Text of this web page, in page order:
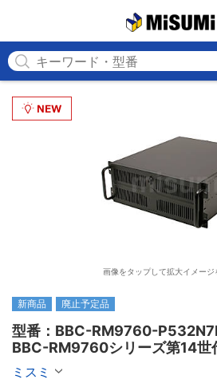
画像をタップして拡大イメージ
新商品 廃止予定品
型番：BBC-RM9760-
BBC-RM9760シリーズ第14世
マウント3PCIe
ミスミ